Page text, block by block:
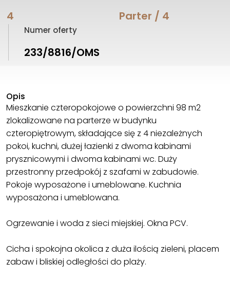
4 Parter / 4
Numer oferty
233/8816/OMS
Opis
Mieszkanie czteropokojowe o powierzchni 98 m2
zlokalizowane na parterze w budynku
czteropiętrowym, składające się z 4 niezależnych
pokoi, kuchni, dużej łazienki z dwoma kabinami
prysznicowymi i dwoma kabinami wc. Duży
przestronny przedpokój z szafami w zabudowie.
Pokoje wyposażone i umeblowane. Kuchnia
wyposażona i umeblowana.
Ogrzewanie i woda z sieci miejskiej. Okna PCV.
Cicha i spokojna okolica z duża ilością zieleni, placem
zabaw i bliskiej odległości do plaży.